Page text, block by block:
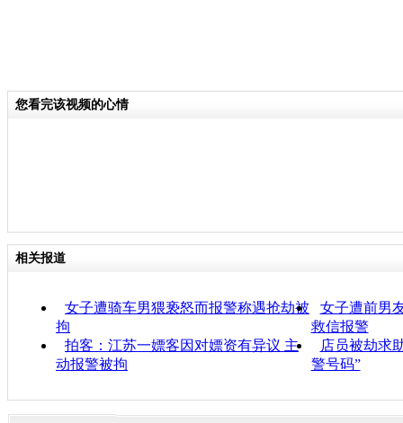
您看完该视频的心情
相关报道
女子遭骑车男猥亵怒而报警称遇抢劫被
拘
女子遭前男
救信报警
拍客：江苏一嫖客因对嫖资有异议 主
动报警被拘
店员被劫求
警号码”